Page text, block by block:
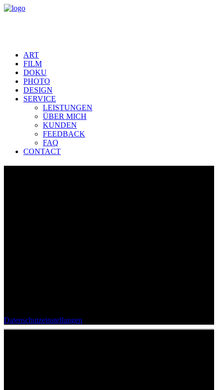
ART
FILM
DOKU
PHOTO
DESIGN
SERVICE
LEISTUNGEN
ÜBER MICH
KUNDEN
FEEDBACK
FAQ
CONTACT
Datenschutzeinstellungen